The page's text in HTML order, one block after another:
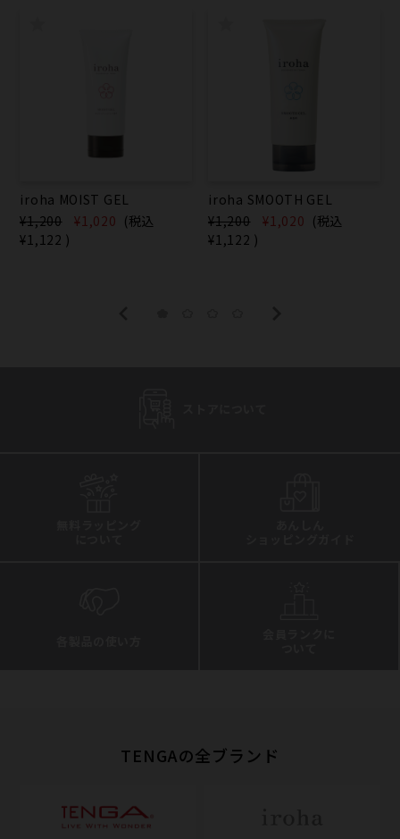
iroha MOIST GEL
¥1,200
¥1,020 (税込
¥1,122 )
iroha SMOOTH GEL
¥1,200
¥1,020 (税込
¥1,122 )
TENGAの全ブランド